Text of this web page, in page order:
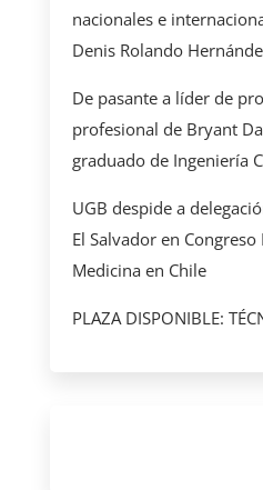
nacionales e
Denis Rolando
De pasante a líder de
profesional de Bryant
graduado de Ingeniería
UGB despide a
El Salvador en
Medicina en Chile
PLAZA DISPONIBLE: